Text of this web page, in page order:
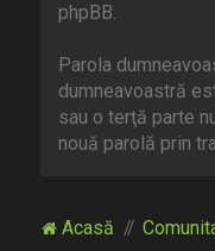
phpBB.
Parola
dumneavoastră
sau o terţă parte
nouă parolă prin
Acasă